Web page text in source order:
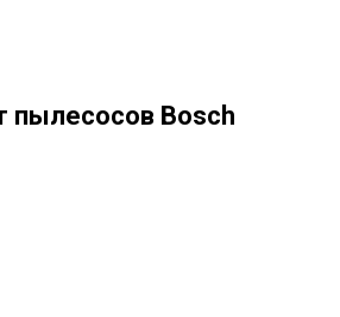
пылесосов Bosch